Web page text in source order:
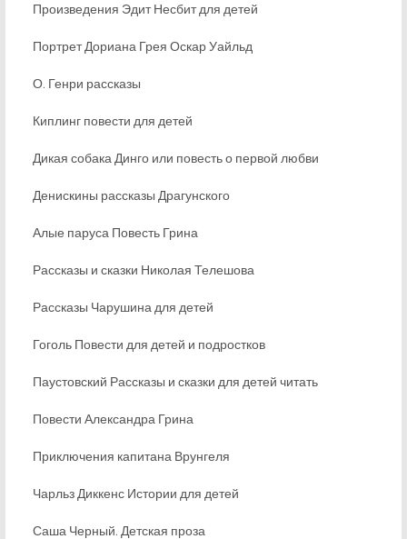
Произведения Эдит Несбит для детей
Портрет Дориана Грея Оскар Уайльд
О. Генри рассказы
Киплинг повести для детей
Дикая собака Динго или повесть о первой любви
Денискины рассказы Драгунского
Алые паруса Повесть Грина
Рассказы и сказки Николая Телешова
Рассказы Чарушина для детей
Гоголь Повести для детей и подростков
Паустовский Рассказы и сказки для детей читать
Повести Александра Грина
Приключения капитана Врунгеля
Чарльз Диккенс Истории для детей
Саша Черный. Детская проза